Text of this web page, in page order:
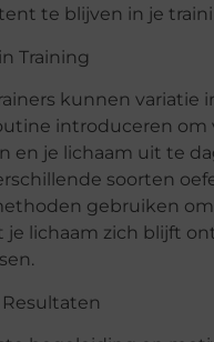
te blijven in je
Training
kunnen variatie
introduceren om
en je lichaam uit te
soorten
gebruiken
je lichaam zich blijft
Resultaten